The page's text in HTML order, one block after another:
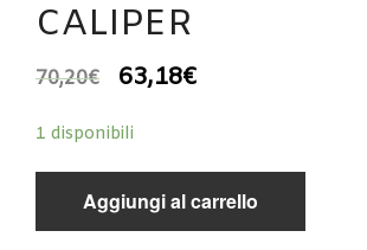
CALIPER
70,20€ 63,18€
1 disponibili
Aggiungi al carrello